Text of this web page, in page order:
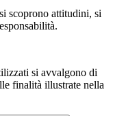
scoprono attitudini, si
si avvalgono di
finalità illustrate nella